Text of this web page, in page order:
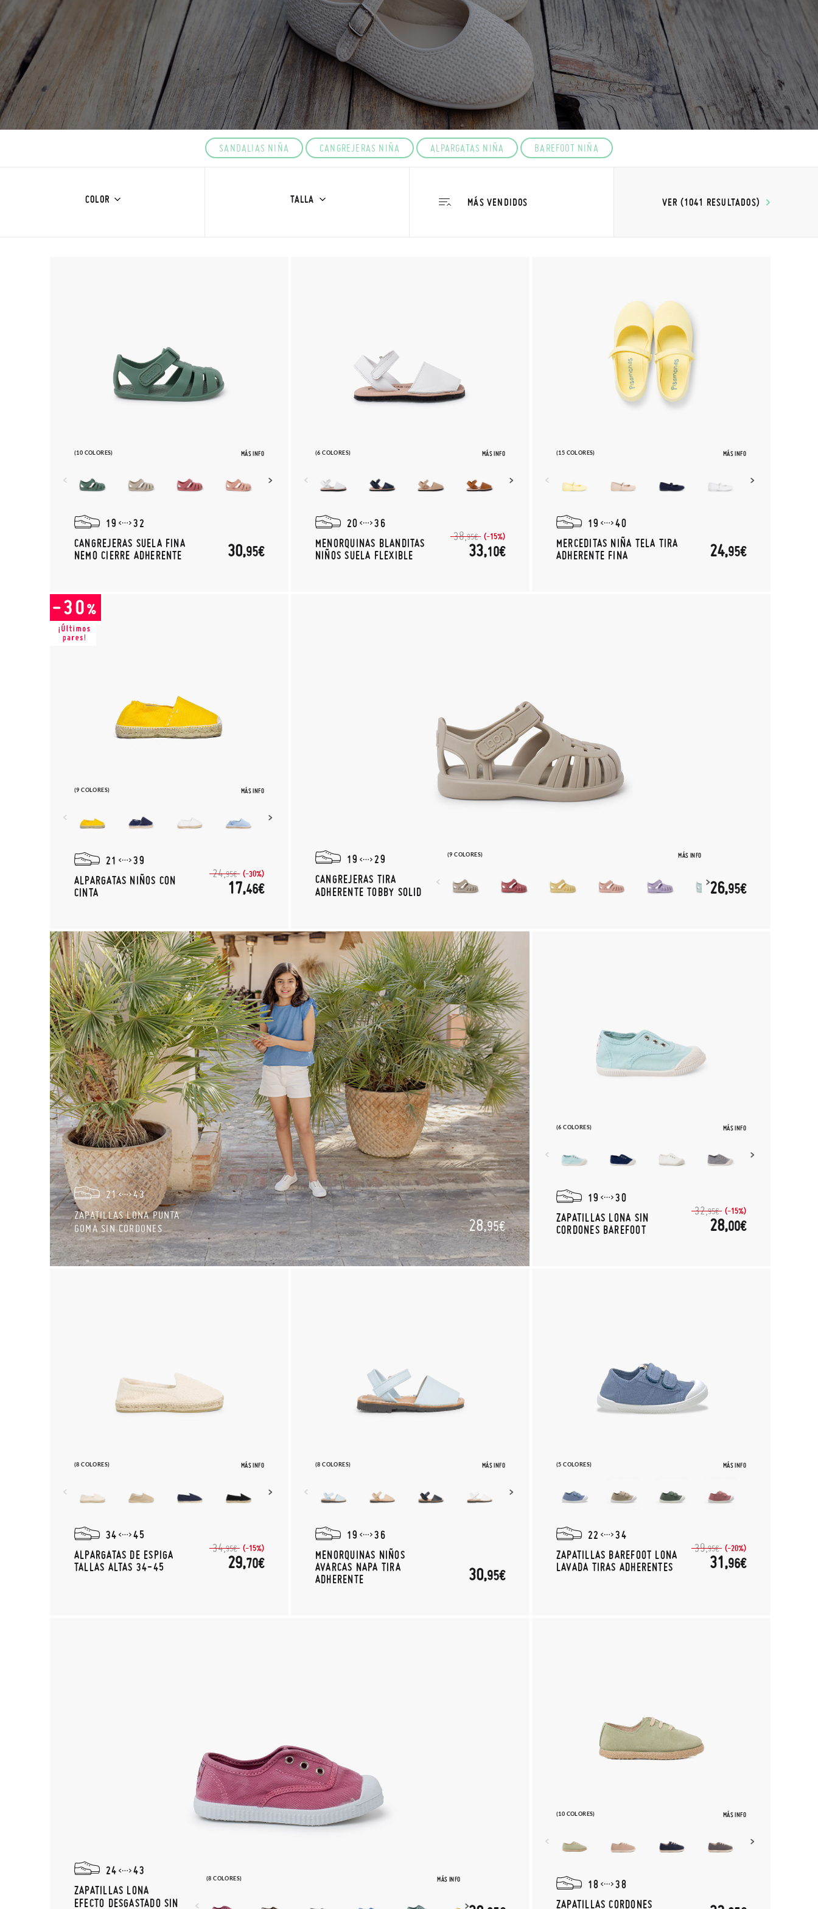
SANDALIAS NIÑA CANGREJERAS NIÑA ALPARGATAS NIÑA BAREFOOT NIÑA
COLOR TALLA VER (1041 RESULTADOS)
(10 COLORES) MÁS INFO
19
32
CANGREJERAS SUELA FINA
NEMO CIERRE ADHERENTE
30,95€
(6 COLORES) MÁS INFO
20
36
MENORQUINAS BLANDITAS
NIÑOS SUELA FLEXIBLE
38,95€ (-15%)
33,10€
(15 COLORES) MÁS INFO
19
40
MERCEDITAS NIÑA TELA TIRA
ADHERENTE FINA
24,95€
(9 COLORES) MÁS INFO
21
39
ALPARGATAS NIÑOS CON
CINTA
24,95€ (-30%)
17,46€
(9 COLORES) MÁS INFO
19
29
CANGREJERAS TIRA
ADHERENTE TOBBY SOLID
26,95€
21
43
ZAPATILLAS LONA PUNTA
GOMA SIN CORDONES
28,95€
(6 COLORES) MÁS INFO
19
30
ZAPATILLAS LONA SIN
CORDONES BAREFOOT
32,95€ (-15%)
28,00€
(8 COLORES) MÁS INFO
34
45
ALPARGATAS DE ESPIGA
TALLAS ALTAS 34-45
34,95€ (-15%)
29,70€
(8 COLORES) MÁS INFO
19
36
MENORQUINAS NIÑOS
AVARCAS NAPA TIRA
ADHERENTE
30,95€
(5 COLORES) MÁS INFO
22
34
ZAPATILLAS BAREFOOT LONA
LAVADA TIRAS ADHERENTES
39,95€ (-20%)
31,96€
(8 COLORES) MÁS INFO
24
43
ZAPATILLAS LONA
EFECTO DESGASTADO SIN
(10 COLORES) MÁS INFO
18
38
ZAPATILLAS CORDONES